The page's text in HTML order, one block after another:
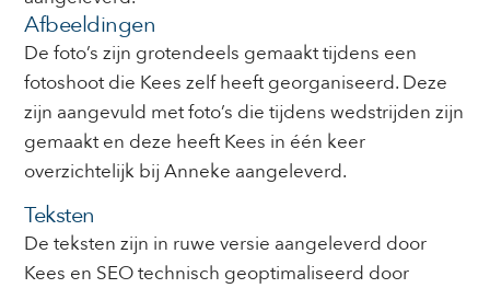
Afbeeldingen
De foto’s zijn grotendeels gemaakt tijdens een
fotoshoot die Kees zelf heeft georganiseerd. Deze
zijn aangevuld met foto’s die tijdens wedstrijden zijn
gemaakt en deze heeft Kees in één keer
overzichtelijk bij Anneke aangeleverd.
Teksten
De teksten zijn in ruwe versie aangeleverd door
Kees en SEO technisch geoptimaliseerd door